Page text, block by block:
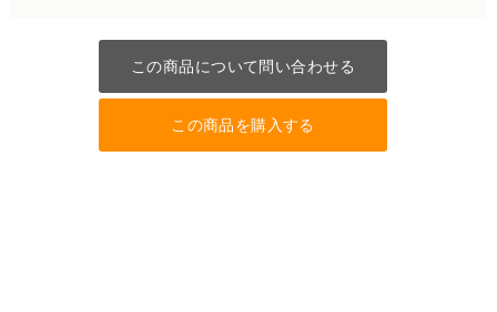
この商品について問い合わせる
この商品を購入する